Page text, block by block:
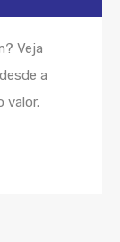
Veja
a
valor.